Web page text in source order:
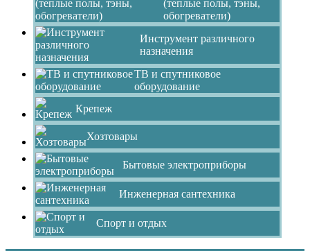
(теплые полы, тэны,
обогреватели)
Инструмент различного
назначения
ТВ и спутниковое
оборудование
Крепеж
Хозтовары
Бытовые электроприборы
Инженерная сантехника
Спорт и отдых